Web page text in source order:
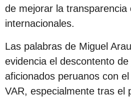
de mejorar la transparencia
internacionales.
Las palabras de Miguel
evidencia el descontento
aficionados peruanos con
VAR, especialmente tras el